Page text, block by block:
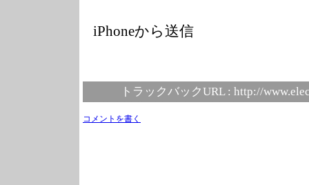
iPhoneから送信
トラックバックURL : http://
コメントを書く